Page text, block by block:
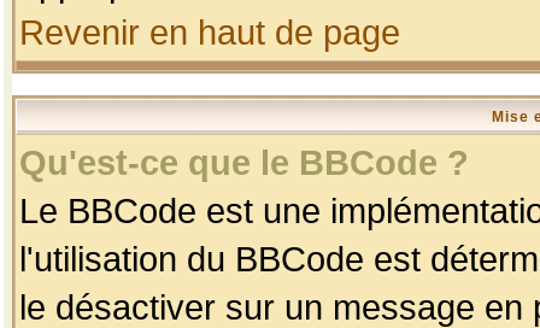
Revenir en haut de page
Mise
Qu'est-ce que le BBCode ?
Le BBCode est une
l'utilisation du BBCode est
le désactiver sur un message